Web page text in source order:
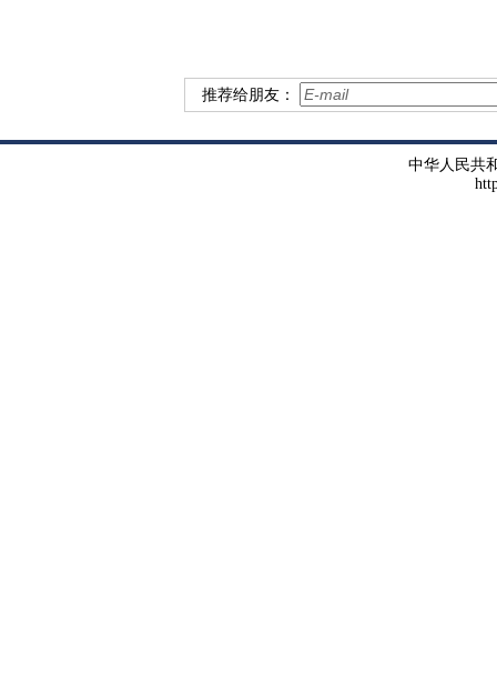
推荐给朋友：
中华人民共